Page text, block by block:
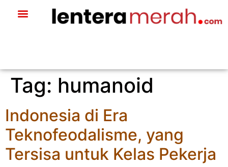
Tag: humanoid
Indonesia di Era
Teknofeodalisme, yang
Tersisa untuk Kelas Pekerja